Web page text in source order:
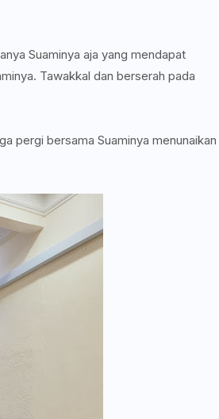
Suaminya aja yang mendapat
Tawakkal dan berserah pada
pergi bersama Suaminya menunaikan